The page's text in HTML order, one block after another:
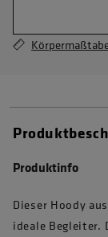
Produktinfo
Dieser Hoody
ideale Begleiter.